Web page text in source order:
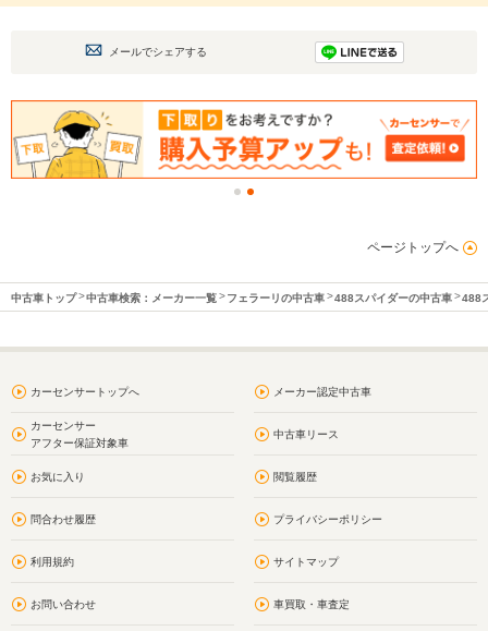
メールでシェアする
ページトップへ
中古車トップ 中古車検索：メーカー一覧 フェラーリの中古車 488スパイダーの中古車 488
カーセンサートップへ メーカー認定中古車
カーセンサー
アフター保証対象車
中古車リース
お気に入り 閲覧履歴
問合わせ履歴 プライバシーポリシー
利用規約 サイトマップ
お問い合わせ 車買取・車査定